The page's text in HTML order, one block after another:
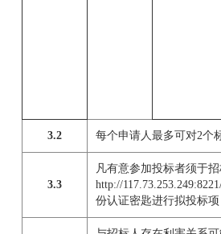
3.2 每个申请人最多可对2个
3.3
凡有意参加投标者须于
http://
份认证密匙进行拟投标